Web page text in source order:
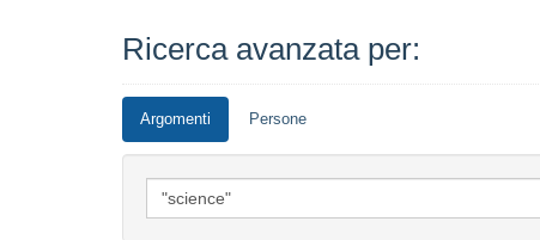
Ricerca avanzata per:
Argomenti Persone